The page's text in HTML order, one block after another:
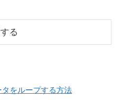
をループする方法